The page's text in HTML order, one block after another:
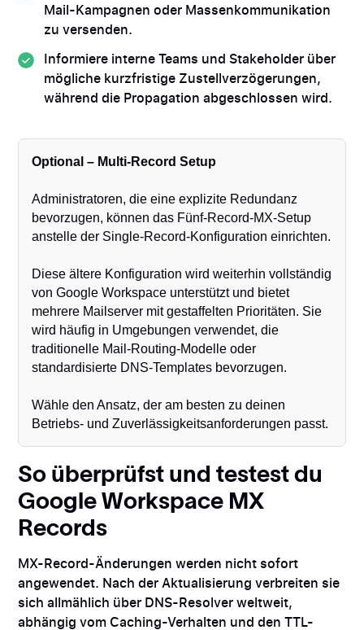
Mail-Kampagnen oder Massenkommunikation
zu versenden.
Informiere interne Teams und Stakeholder über
mögliche kurzfristige Zustellverzögerungen,
während die Propagation abgeschlossen wird.
Optional – Multi-Record Setup
Administratoren, die eine explizite Redundanz
bevorzugen, können das Fünf-Record-MX-Setup
anstelle der Single-Record-Konfiguration einrichten.
Diese ältere Konfiguration wird weiterhin vollständig
von Google Workspace unterstützt und bietet
mehrere Mailserver mit gestaffelten Prioritäten. Sie
wird häufig in Umgebungen verwendet, die
traditionelle Mail-Routing-Modelle oder
standardisierte DNS-Templates bevorzugen.
Wähle den Ansatz, der am besten zu deinen
Betriebs- und Zuverlässigkeitsanforderungen passt.
So überprüfst und testest du
Google Workspace MX
Records
MX-Record-Änderungen werden nicht sofort
angewendet. Nach der Aktualisierung verbreiten sie
sich allmählich über DNS-Resolver weltweit,
abhängig vom Caching-Verhalten und den TTL-